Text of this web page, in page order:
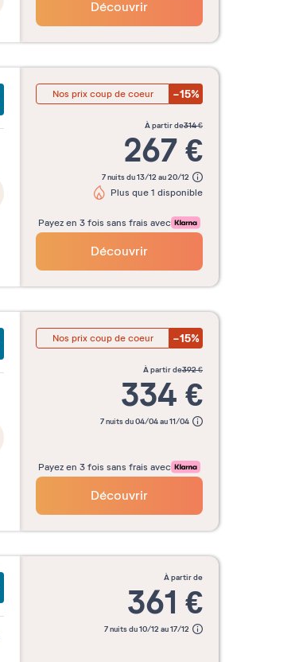
Découvrir
Nos prix coup de coeur -15%
à partir de314€
267€
7 nuits du 13/12 au 20/12
Plus que 1 disponible
Payez en 3 fois sans frais avec
Découvrir
Nos prix coup de coeur -15%
à partir de392€
334 €
7 nuits du 04/04 au 11/04
Payez en 3 fois sans frais avec
Découvrir
à partir de
361 €
7 nuits du 10/12 au 17/12